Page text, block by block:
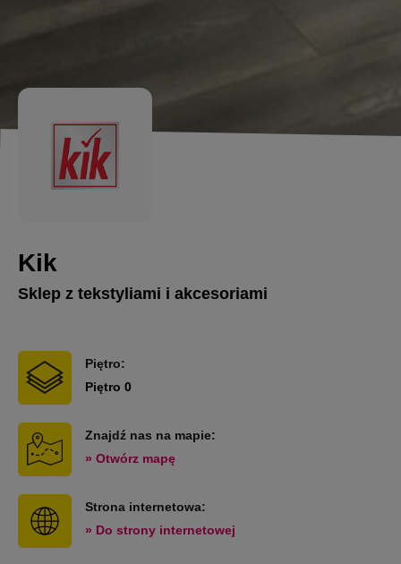
Kik
Sklep z tekstyliami i akcesoriami
Piętro:
Piętro 0
Znajdź nas na mapie:
» Otwórz mapę
Strona internetowa:
» Do strony internetowej